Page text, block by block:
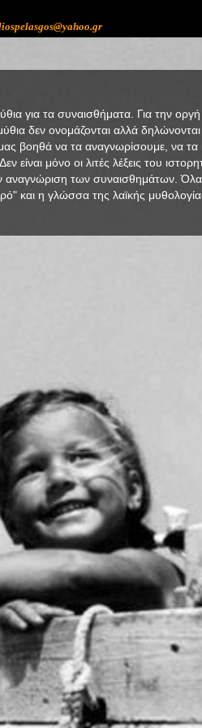
για τα συναισθήματα. Για την οργή
δεν ονομάζονται αλλά
βοηθά να τα αναγνωρίσουμε, να τα
είναι μόνο οι λιτές λέξεις του
αναγνώριση των συναισθημάτων.
και η γλώσσα της λαϊκής